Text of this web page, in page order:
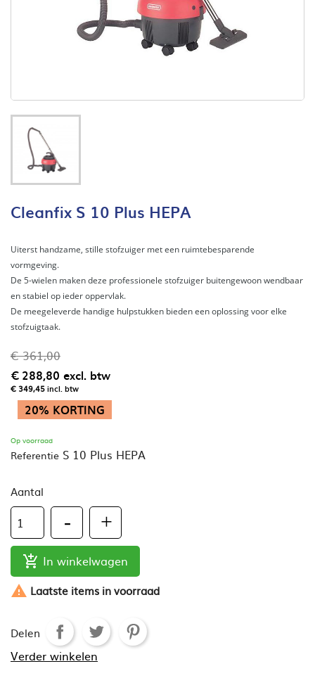
Cleanfix S 10 Plus HEPA
Uiterst handzame, stille stofzuiger met een ruimtebesparende
vormgeving.
De 5-wielen maken deze professionele stofzuiger buitengewoon wendbaar
en stabiel op ieder oppervlak.
De meegeleverde handige hulpstukken bieden een oplossing voor elke
stofzuigtaak.
€ 361,00
€ 288,80 excl. btw
€ 349,45incl. btw
20% KORTING
Op voorraad
Referentie S 10 Plus HEPA
Aantal
 In winkelwagen
 Laatste items in voorraad
Delen
Verder winkelen